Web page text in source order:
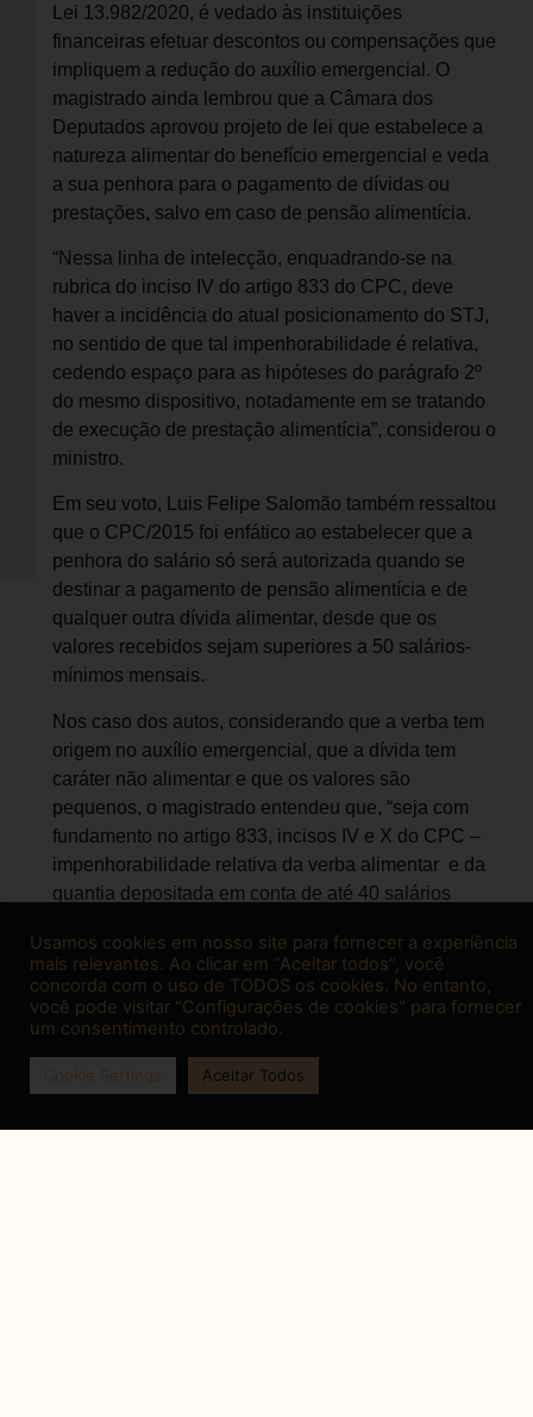
Lei 13.982/2020, é vedado às instituições
financeiras efetuar descontos ou compensações que
impliquem a redução do auxílio emergencial. O
magistrado ainda lembrou que a Câmara dos
Deputados aprovou projeto de lei que estabelece a
natureza alimentar do benefício emergencial e veda
a sua penhora para o pagamento de dívidas ou
prestações, salvo em caso de pensão alimentícia.
“Nessa linha de intelecção, enquadrando-se na
rubrica do inciso IV do artigo 833 do CPC, deve
haver a incidência do atual posicionamento do STJ,
no sentido de que tal impenhorabilidade é relativa,
cedendo espaço para as hipóteses do parágrafo 2º
do mesmo dispositivo, notadamente em se tratando
de execução de prestação alimentícia”, considerou o
ministro.
Em seu voto, Luis Felipe Salomão também ressaltou
que o CPC/2015 foi enfático ao estabelecer que a
penhora do salário só será autorizada quando se
destinar a pagamento de pensão alimentícia e de
qualquer outra dívida alimentar, desde que os
valores recebidos sejam superiores a 50 salários-
mínimos mensais.
Nos caso dos autos, considerando que a verba tem
origem no auxílio emergencial, que a dívida tem
caráter não alimentar e que os valores são
pequenos, o magistrado entendeu que, “seja com
fundamento no artigo 833, incisos IV e X do CPC –
impenhorabilidade relativa da verba alimentar e da
quantia depositada em conta de até 40 salários
13.982/2020 – que veda que às instituições
financeiras efetuem descontos ou compensações
que impliquem a redução do valor do auxílio Covid-
19, a pretexto de recompor saldos negativos ou de
saldar dívidas preexistentes do beneficiário –, tenho
que a penhora deve ser obstada”.
Usamos cookies em nosso site para fornecer a experiência
mais relevantes. Ao clicar em “Aceitar todos”, você
concorda com o uso de TODOS os cookies. No entanto,
você pode visitar "Configurações de cookies" para fornecer
um consentimento controlado.
Cookie Settings Aceitar Todos